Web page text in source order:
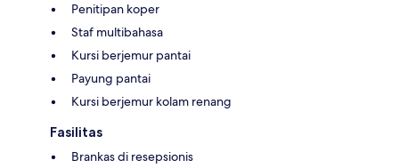
Penitipan koper
Staf multibahasa
Kursi berjemur pantai
Payung pantai
Kursi berjemur kolam renang
Fasilitas
Brankas di resepsionis